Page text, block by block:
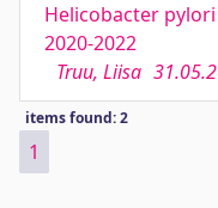
Helicobacter
2020-2022
Truu, Liisa
items found: 2
1